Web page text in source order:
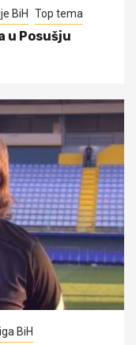
BiH Top tema
u Posušju
BiH